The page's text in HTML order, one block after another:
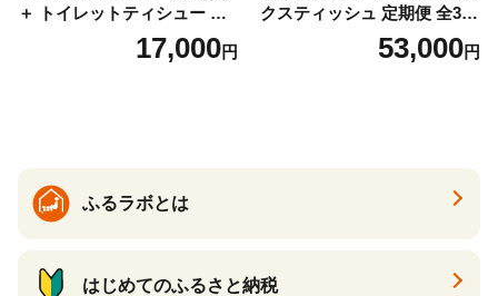
＋ トイレットティシュー し
っかり香るフレッシュクリア
の香り ダブル 12ロール×6パ
17,000円
クスティッシュ 定期便 全3
回 日本製 まとめ買い 防災
常備品 日用雑貨 消耗品 生活
53,000円
ふるラボとは
はじめてのふるさと納税